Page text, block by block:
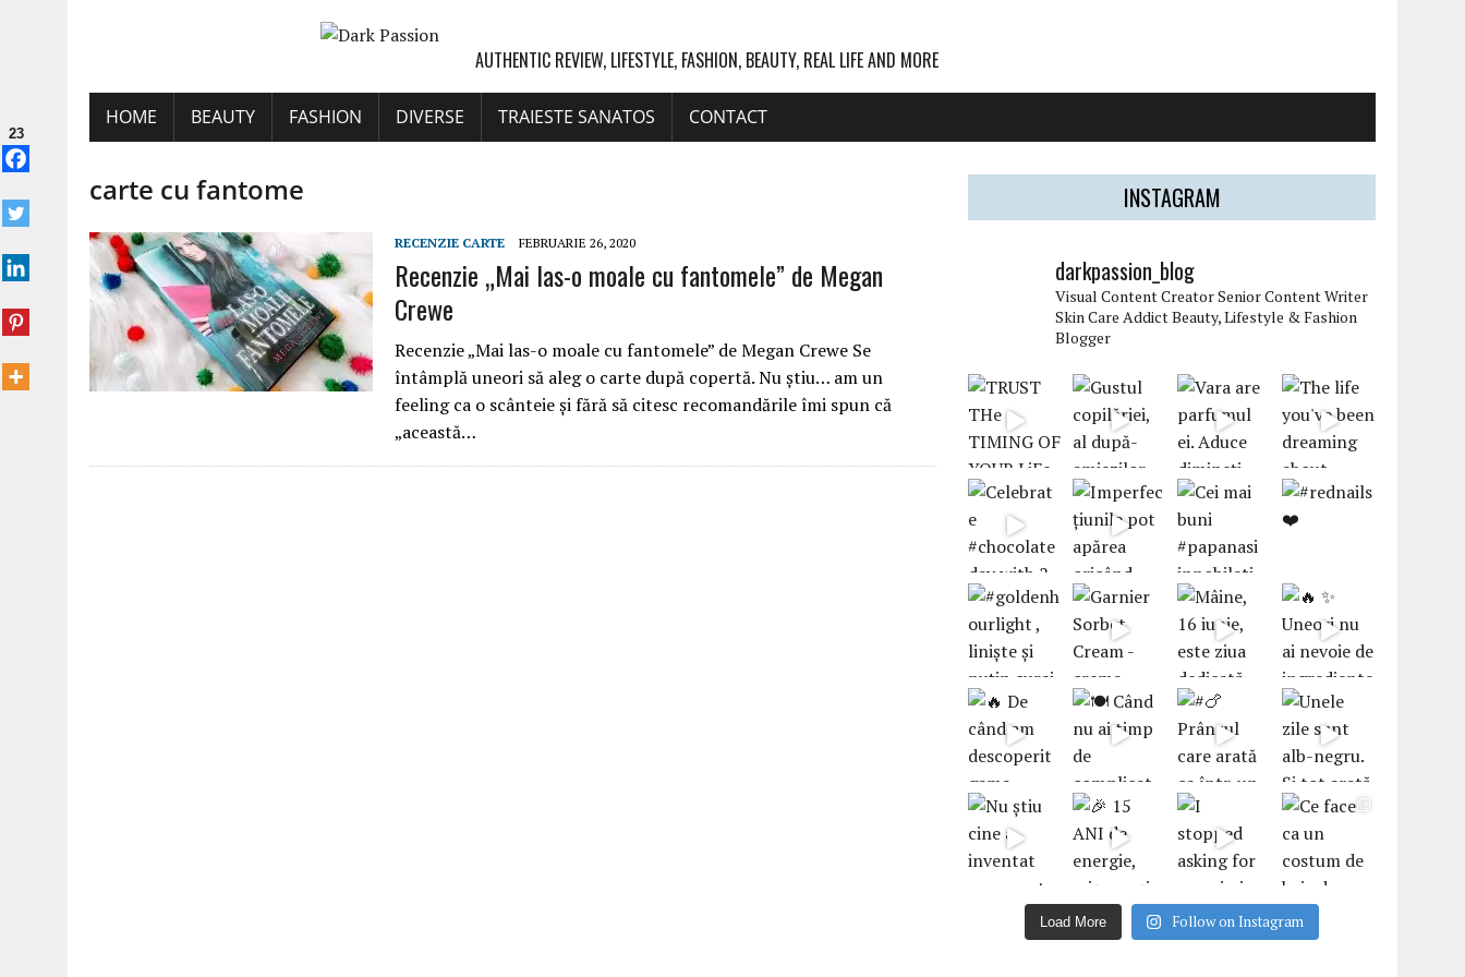
AUTHENTIC REVIEW, LIFESTYLE, FASHION, BEAUTY, REAL LIFE AND MORE
HOME BEAUTY FASHION DIVERSE TRAIESTE SANATOS CONTACT
carte cu fantome
RECENZIE CARTE FEBRUARIE 26, 2020
Recenzie „Mai las-o moale cu fantomele” de Megan
Crewe
Recenzie „Mai las-o moale cu fantomele” de Megan Crewe Se
întâmplă uneori să aleg o carte după copertă. Nu știu… am un
feeling ca o scânteie și fără să citesc recomandările îmi spun că
„această…
23
INSTAGRAM
darkpassion_blog
Visual Content CreatorSenior Content Writer
Skin Care AddictBeauty, Lifestyle & Fashion
Blogger
Load More Follow on Instagram